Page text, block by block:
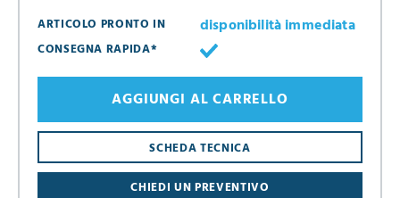
ARTICOLO PRONTO IN
disponibilità immediata
CONSEGNA RAPIDA*
CHIEDI UN PREVENTIVO
SCHEDA TECNICA
AGGIUNGI AL CARRELLO